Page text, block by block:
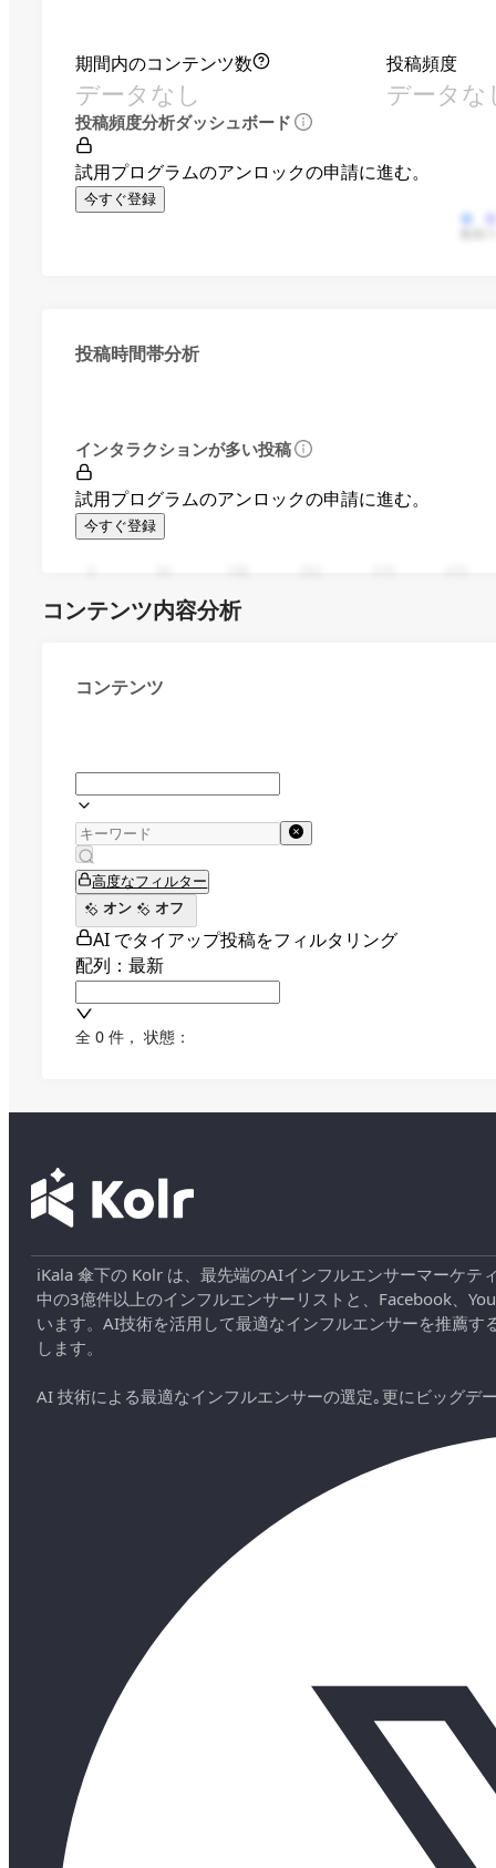
期間内のコンテンツ数
データなし
投稿頻度
データな
投稿頻度分析ダッシュボード
試用プログラムのアンロックの申請に進む。
今すぐ登録
投稿時間帯分析
インタラクションが多い投稿
試用プログラムのアンロックの申請に進む。
今すぐ登録
コンテンツ内容分析
コンテンツ
高度なフィルター
オン
オフ
AI でタイアップ投稿をフィルタリング
配列：最新
全 0 件 ， 状態：
iKala 傘下の Kolr は、最先端のAIインフルエンサーマーケ
中の3億件以上のインフルエンサーリストと、Facebook、
います。AI技術を活用して最適なインフルエンサーを推薦
します。
AI 技術による最適なインフルエンサーの選定｡更にビッグデ